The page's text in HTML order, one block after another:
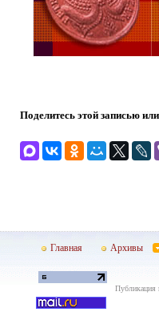
Поделитесь этой записью
Главная Архивы
Публикация